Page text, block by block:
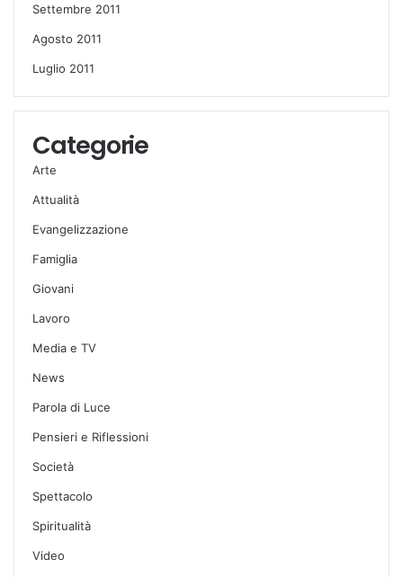
Settembre 2011
Agosto 2011
Luglio 2011
Categorie
Arte
Attualità
Evangelizzazione
Famiglia
Giovani
Lavoro
Media e TV
News
Parola di Luce
Pensieri e Riflessioni
Società
Spettacolo
Spiritualità
Video